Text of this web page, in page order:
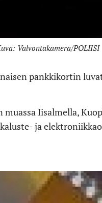
Valvontakamera/POLIISI
pankkikortin
Iisalmella,
ja